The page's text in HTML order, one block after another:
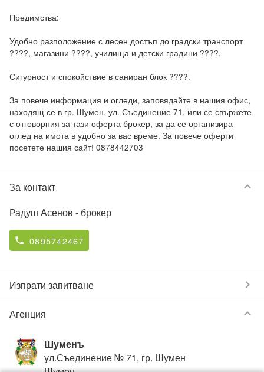
Предимства:
Удобно разположение с лесен достъп до градски транспорт
????, магазини ????, училища и детски градини ????.
Сигурност и спокойствие в саниран блок ????.
За повече информация и огледи, заповядайте в нашия офис,
находящ се в гр. Шумен, ул. Съединение 71, или се свържете
с отговорния за тази оферта брокер, за да се организира
оглед на имота в удобно за вас време. За повече оферти
посетете нашия сайт! 0878442703
За контакт keyboard_arrow_down
Радуш Асенов - брокер
phone 0895742467
Изпрати запитване chevron_right
Агенция keyboard_arrow_down
Шуменъ
ул.Съединение № 71, гр. Шумен